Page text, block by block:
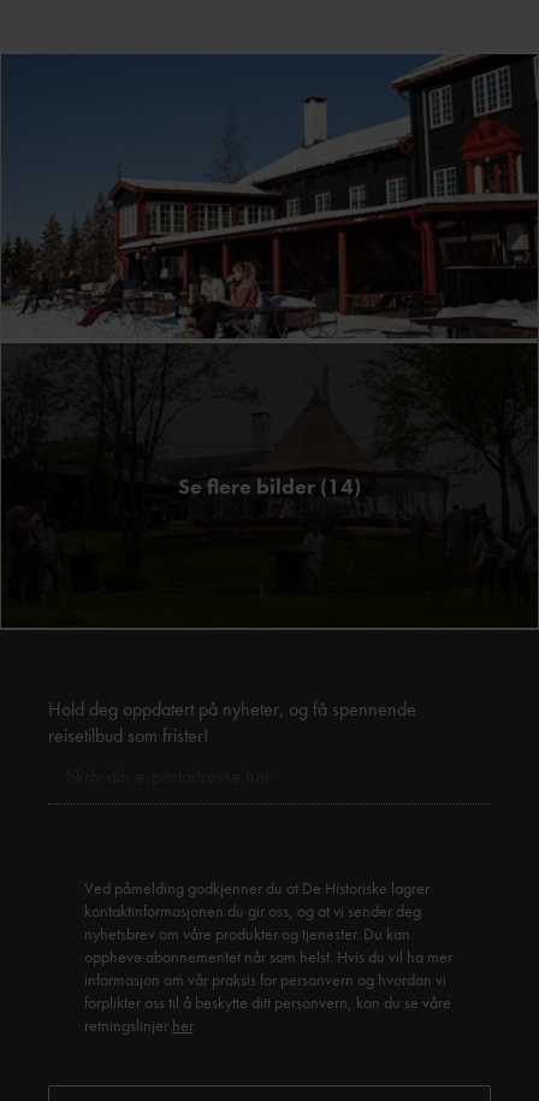
Se flere bilder (14)
Hold deg oppdatert på nyheter, og få spennende
reisetilbud som frister!
Ved påmelding godkjenner du at De Historiske lagrer
kontaktinformasjonen du gir oss, og at vi sender deg
nyhetsbrev om våre produkter og tjenester. Du kan
oppheve abonnementet når som helst. Hvis du vil ha mer
informasjon om vår praksis for personvern og hvordan vi
forplikter oss til å beskytte ditt personvern, kan du se våre
retningslinjer her.